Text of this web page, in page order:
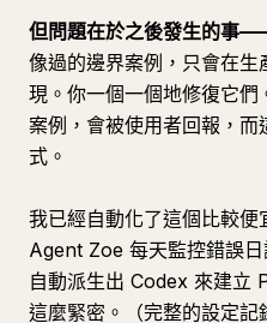
但問題在於之後發生的事
像過的邊界案例，只會在
現。你一個一個地修復它
案例，會被使用者回報，
式。
我已經自動化了這個比較
Agent Zoe 每天監控錯誤日
自動派生出 Codex 來建
這麼緊密。（完整的設定記